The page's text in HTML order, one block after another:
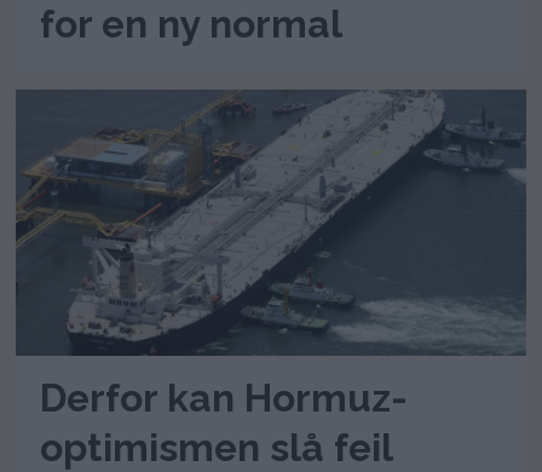
for en ny normal
Derfor kan Hormuz-
optimismen slå feil